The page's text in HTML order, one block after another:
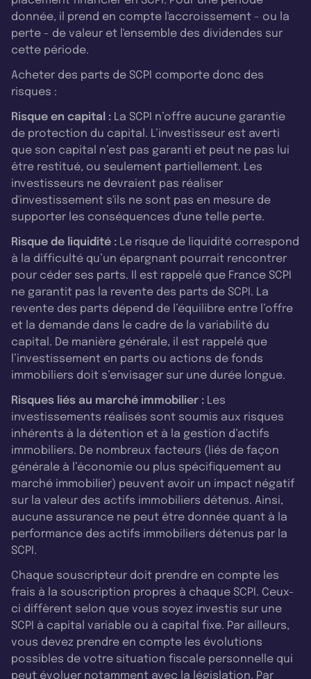
donnée, il prend en compte l'accroissement - ou la
perte - de valeur et l'ensemble des dividendes sur
cette période.
Acheter des parts de SCPI comporte donc des
risques :
Risque en capital : La SCPI n’offre aucune garantie
de protection du capital. L’investisseur est averti
que son capital n’est pas garanti et peut ne pas lui
être restitué, ou seulement partiellement. Les
investisseurs ne devraient pas réaliser
d'investissement s'ils ne sont pas en mesure de
supporter les conséquences d'une telle perte.
Risque de liquidité : Le risque de liquidité correspond
à la difficulté qu’un épargnant pourrait rencontrer
pour céder ses parts. Il est rappelé que France SCPI
ne garantit pas la revente des parts de SCPI. La
revente des parts dépend de l’équilibre entre l’offre
et la demande dans le cadre de la variabilité du
capital. De manière générale, il est rappelé que
l’investissement en parts ou actions de fonds
immobiliers doit s’envisager sur une durée longue.
Risques liés au marché immobilier : Les
investissements réalisés sont soumis aux risques
inhérents à la détention et à la gestion d’actifs
immobiliers. De nombreux facteurs (liés de façon
générale à l’économie ou plus spécifiquement au
marché immobilier) peuvent avoir un impact négatif
sur la valeur des actifs immobiliers détenus. Ainsi,
aucune assurance ne peut être donnée quant à la
performance des actifs immobiliers détenus par la
SCPI.
Chaque souscripteur doit prendre en compte les
frais à la souscription propres à chaque SCPI. Ceux-
ci diffèrent selon que vous soyez investis sur une
SCPI à capital variable ou à capital fixe. Par ailleurs,
vous devez prendre en compte les évolutions
possibles de votre situation fiscale personnelle qui
peut évoluer notamment avec la législation. Par